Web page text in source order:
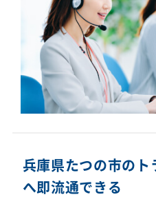
兵庫県たつの市の
へ即流通できる